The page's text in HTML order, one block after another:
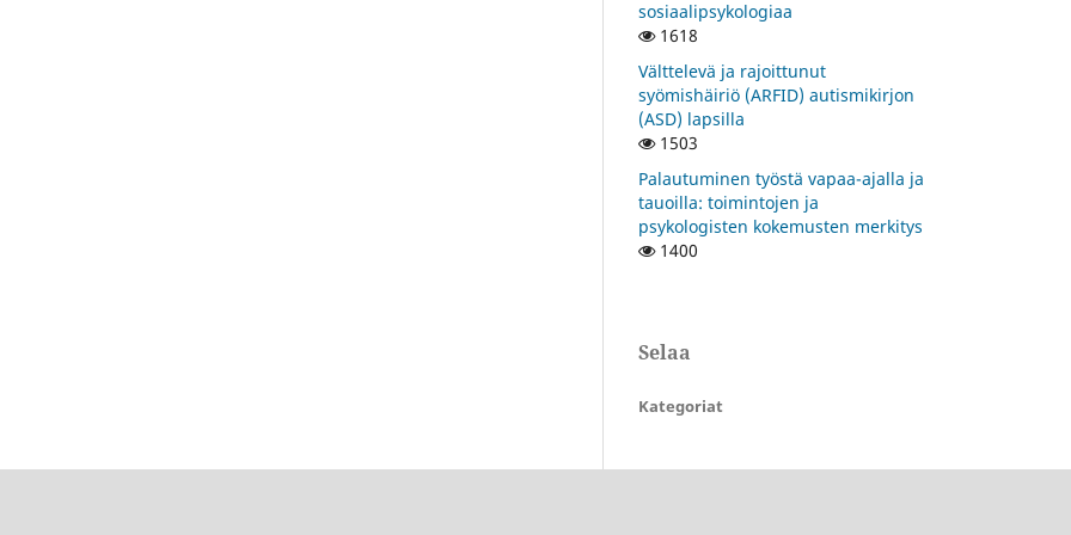
sosiaalipsykologiaa
1618
Välttelevä ja rajoittunut
syömishäiriö (ARFID) autismikirjon
(ASD) lapsilla
1503
Palautuminen työstä vapaa-ajalla ja
tauoilla: toimintojen ja
psykologisten kokemusten merkitys
1400
Selaa
Kategoriat